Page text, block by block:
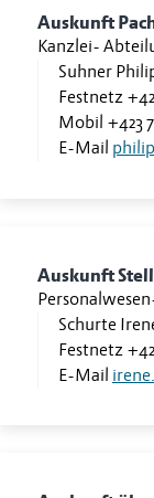
Auskunft
Kanzlei-
Suhner
Festnetz
Mobil +423
E-Mail
Auskunft
Personalwesen
Schurte
Festnetz
E-Mail